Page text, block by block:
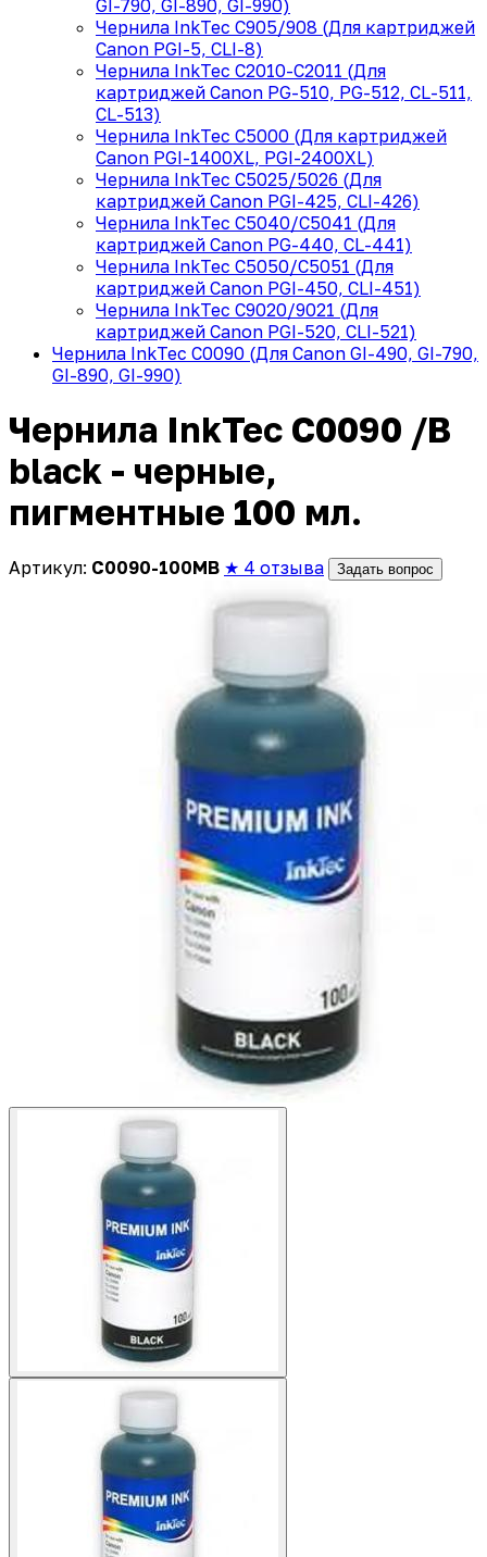
GI-790, GI-890, GI-990)
Чернила InkTec C905/908 (Для картриджей
Canon PGI-5, CLI-8)
Чернила InkTec C2010-C2011 (Для
картриджей Canon PG-510, PG-512, CL-511,
CL-513)
Чернила InkTec C5000 (Для картриджей
Canon PGI-1400XL, PGI-2400XL)
Чернила InkTec C5025/5026 (Для
картриджей Canon PGI-425, CLI-426)
Чернила InkTec C5040/C5041 (Для
картриджей Canon PG-440, CL-441)
Чернила InkTec C5050/C5051 (Для
картриджей Canon PGI-450, CLI-451)
Чернила InkTec C9020/9021 (Для
картриджей Canon PGI-520, CLI-521)
Чернила InkTec C0090 (Для Canon GI-490, GI-790,
GI-890, GI-990)
Чернила InkTec C0090 /B
black - черные,
пигментные 100 мл.
Артикул: C0090-100MB ★ 4 отзыва Задать вопрос